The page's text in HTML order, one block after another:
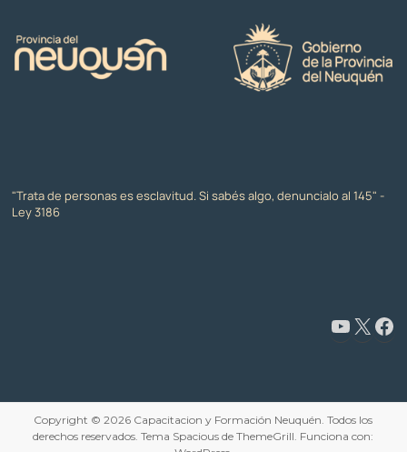
"Trata de personas es esclavitud. Si sabés algo, denuncialo al 145" -
Ley 3186
Copyright © 2026 Capacitacion y Formación Neuquén. Todos los
derechos reservados. Tema Spacious de ThemeGrill. Funciona con: